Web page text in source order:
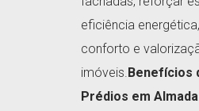
eficiência
conforto e
imóveis. Benefícios
Prédios em Almada